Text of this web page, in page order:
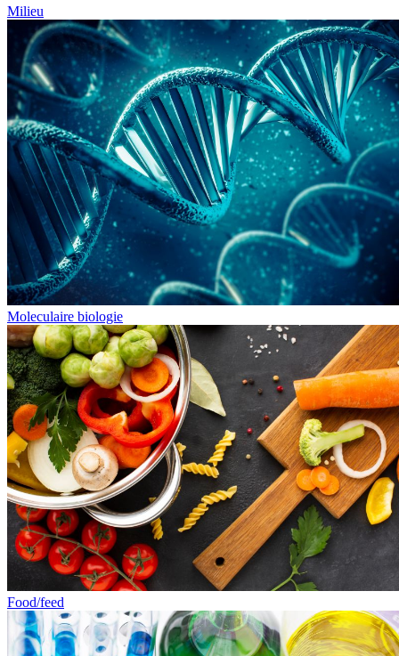
Milieu
Moleculaire biologie
Food/feed